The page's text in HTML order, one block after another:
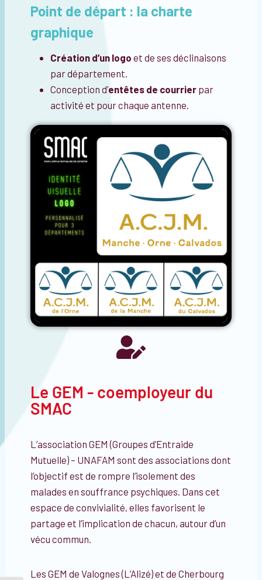
Point de départ : la charte
graphique
Création d’un logo et de ses déclinaisons
par département.
Conception d’entêtes de courrier par
activité et pour chaque antenne.
Le GEM - coemployeur du
SMAC
L’association GEM (Groupes d’Entraide
Mutuelle) – UNAFAM sont des associations dont
l’objectif est de rompre l’isolement des
malades en souffrance psychiques. Dans cet
espace de convivialité, elles favorisent le
partage et l’implication de chacun, autour d’un
vécu commun.
Les GEM de Valognes (L’Alizé) et de Cherbourg